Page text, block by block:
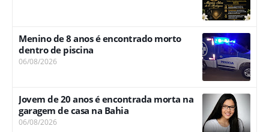
Menino de 8 anos é encontrado morto
dentro de piscina
06/08/2026
Jovem de 20 anos é encontrada morta na
garagem de casa na Bahia
06/08/2026